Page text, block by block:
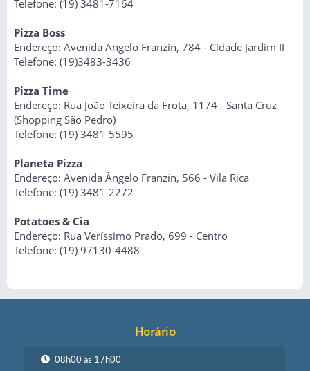
Telefone: (19) 3481-7164
Pizza Boss
Endereço: Avenida Angelo Franzin, 784 - Cidade Jardim II
Telefone: (19)3483-3436
Pizza Time
Endereço: Rua João Teixeira da Frota, 1174 - Santa Cruz
(Shopping São Pedro)
Telefone: (19) 3481-5595
Planeta Pizza
Endereço: Avenida Ângelo Franzin, 566 - Vila Rica
Telefone: (19) 3481-2272
Potatoes & Cia
Endereço: Rua Veríssimo Prado, 699 - Centro
Telefone: (19) 97130-4488
Horário
08h00 às 17h00